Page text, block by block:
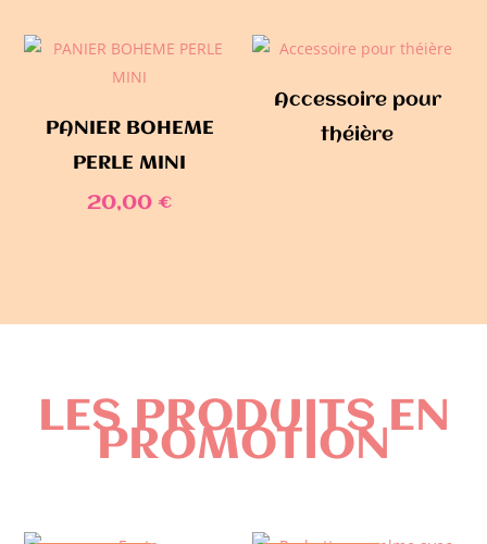
PANIER BOHEME
PERLE MINI
20,00 €
Accessoire pour
théière
LES PRODUITS EN
PROMOTION